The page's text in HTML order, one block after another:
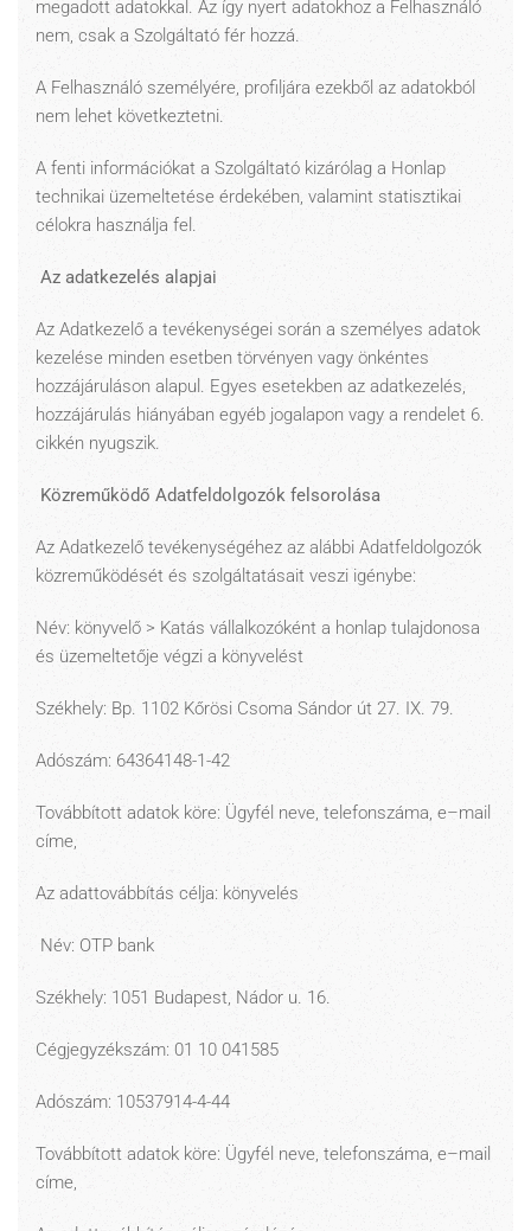
megadott adatokkal. Az így nyert adatokhoz a Felhasználó
nem, csak a Szolgáltató fér hozzá.
A Felhasználó személyére, profiljára ezekből az adatokból
nem lehet következtetni.
A fenti információkat a Szolgáltató kizárólag a Honlap
technikai üzemeltetése érdekében, valamint statisztikai
célokra használja fel.
Az adatkezelés alapjai
Az Adatkezelő a tevékenységei során a személyes adatok
kezelése minden esetben törvényen vagy önkéntes
hozzájáruláson alapul. Egyes esetekben az adatkezelés,
hozzájárulás hiányában egyéb jogalapon vagy a rendelet 6.
cikkén nyugszik.
Közreműködő Adatfeldolgozók felsorolása
Az Adatkezelő tevékenységéhez az alábbi Adatfeldolgozók
közreműködését és szolgáltatásait veszi igénybe:
Név: könyvelő > Katás vállalkozóként a honlap tulajdonosa
és üzemeltetője végzi a könyvelést
Székhely: Bp. 1102 Kőrösi Csoma Sándor út 27. IX. 79.
Adószám: 64364148-1-42
Továbbított adatok köre: Ügyfél neve, telefonszáma, e–mail
címe,
Az adattovábbítás célja: könyvelés
Név: OTP bank
Székhely: 1051 Budapest, Nádor u. 16.
Cégjegyzékszám: 01 10 041585
Adószám: 10537914-4-44
Továbbított adatok köre: Ügyfél neve, telefonszáma, e–mail
címe,